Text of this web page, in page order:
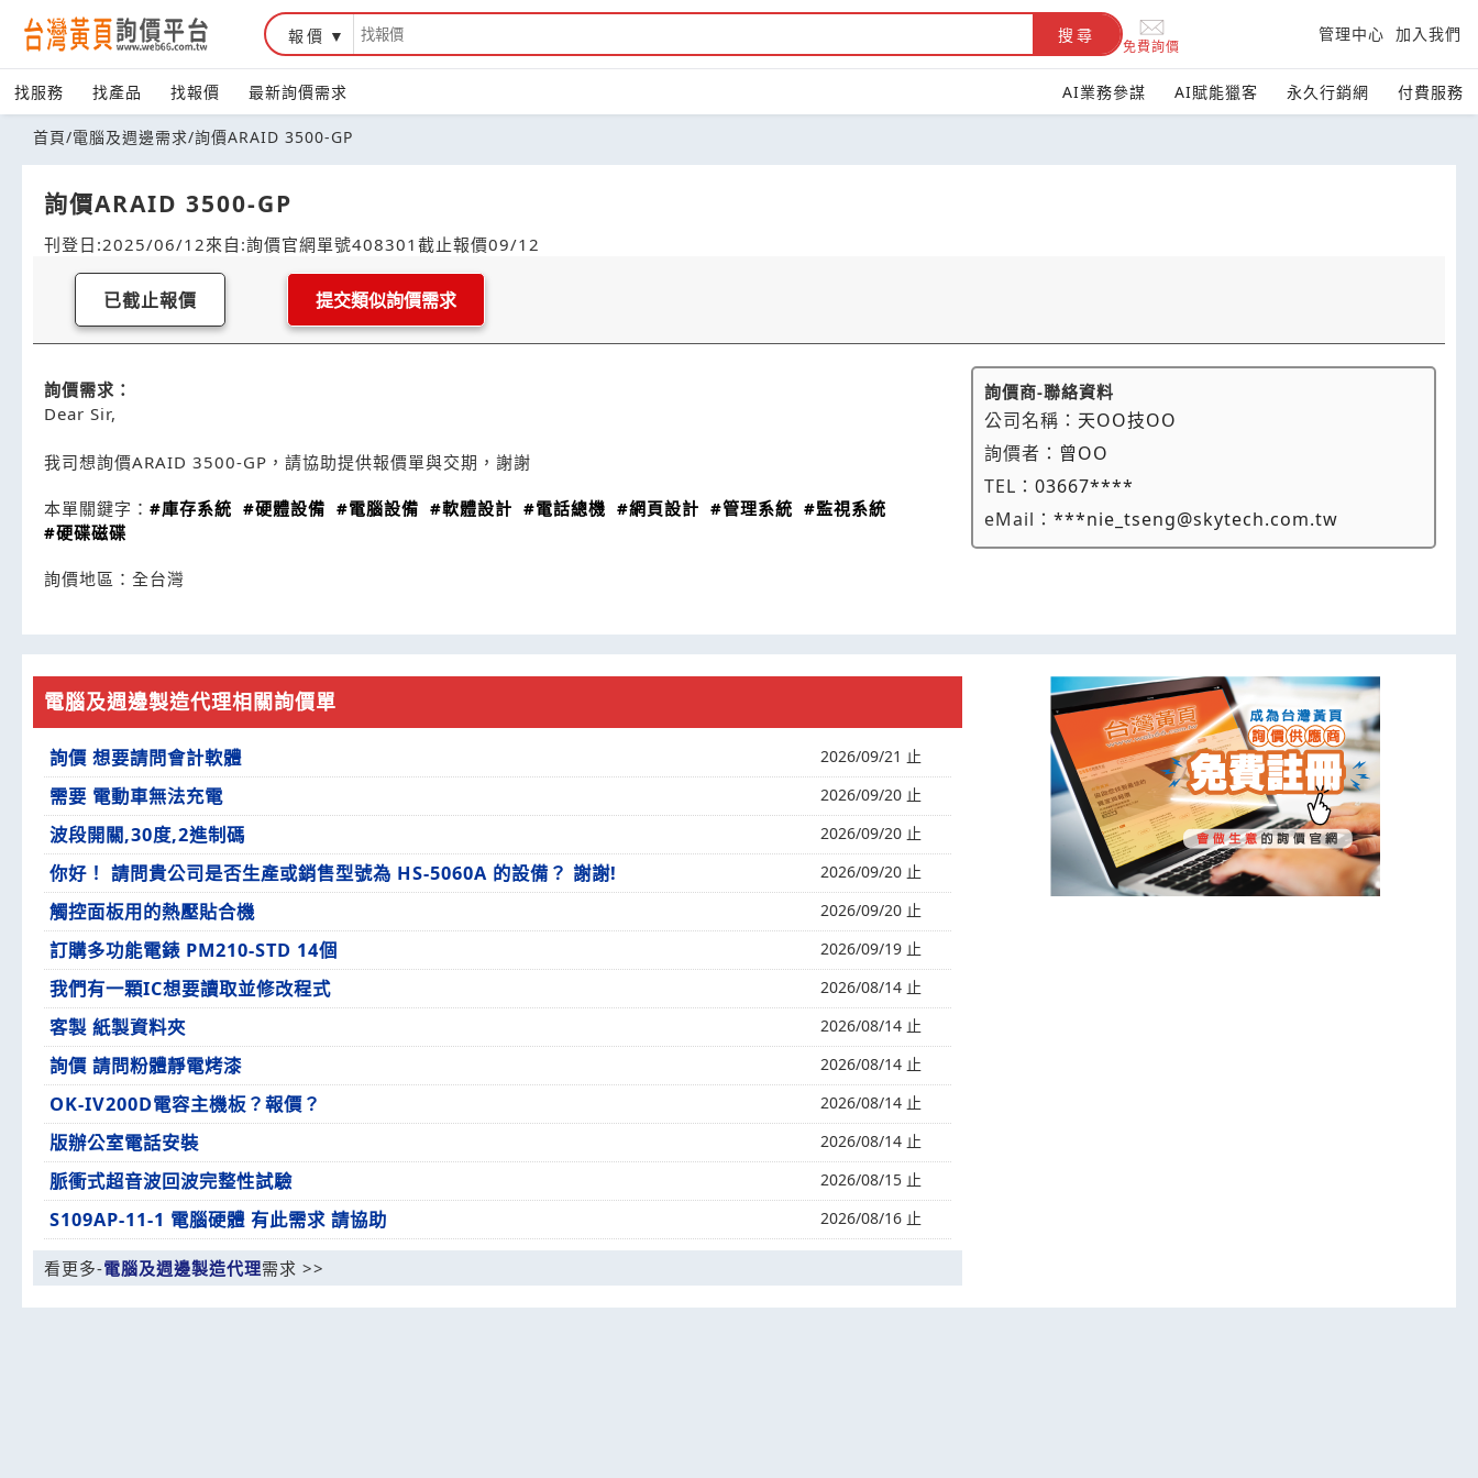
報價 搜尋
免費詢價
管理中心 加入我們
找服務 找產品 找報價 最新詢價需求 AI業務參謀 AI賦能獵客 永久行銷網 付費服務
首頁/電腦及週邊需求/詢價ARAID 3500-GP
詢價ARAID 3500-GP
刊登日:2025/06/12來自:詢價官網單號408301 截止報價09/12
已截止報價 提交類似詢價需求
詢價需求：
Dear Sir,
我司想詢價ARAID 3500-GP，請協助提供報價單與交期，謝謝
本單關鍵字： #庫存系統 #硬體設備 #電腦設備 #軟體設計 #電話總機 #網頁設計 #管理系統 #監視系統
#硬碟磁碟
詢價地區： 全台灣
詢價商-聯絡資料
公司名稱： 天OO技OO
詢價者： 曾OO
TEL：03667****
eMail：***nie_tseng@skytech.com.tw
電腦及週邊製造代理相關詢價單
詢價 想要請問會計軟體 2026/09/21 止
需要 電動車無法充電 2026/09/20 止
波段開關,30度,2進制碼 2026/09/20 止
你好！ 請問貴公司是否生產或銷售型號為 HS-5060A 的設備？ 謝謝! 2026/09/20 止
觸控面板用的熱壓貼合機 2026/09/20 止
訂購多功能電錶 PM210-STD 14個 2026/09/19 止
我們有一顆IC想要讀取並修改程式 2026/08/14 止
客製 紙製資料夾 2026/08/14 止
詢價 請問粉體靜電烤漆 2026/08/14 止
OK-IV200D電容主機板？報價？ 2026/08/14 止
版辦公室電話安裝 2026/08/14 止
脈衝式超音波回波完整性試驗 2026/08/15 止
S109AP-11-1 電腦硬體 有此需求 請協助 2026/08/16 止
看更多-電腦及週邊製造代理需求 >>